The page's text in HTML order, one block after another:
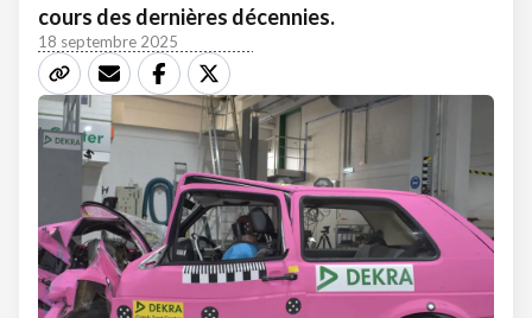
cours des dernières décennies.
18 septembre 2025